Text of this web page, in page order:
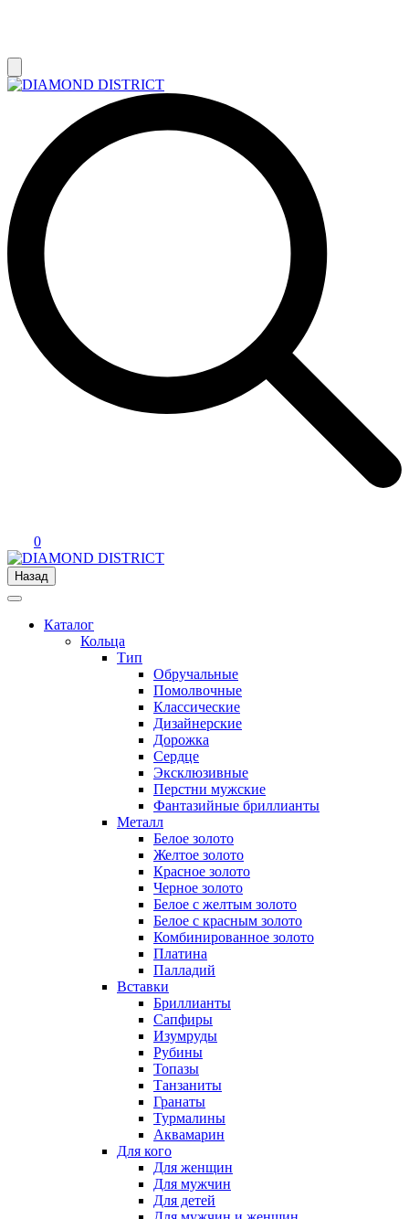
0
Назад
Каталог
Кольца
Тип
Обручальные
Помолвочные
Классические
Дизайнерские
Дорожка
Сердце
Эксклюзивные
Перстни мужские
Фантазийные бриллианты
Металл
Белое золото
Желтое золото
Красное золото
Черное золото
Белое с желтым золото
Белое с красным золото
Комбинированное золото
Платина
Палладий
Вставки
Бриллианты
Сапфиры
Изумруды
Рубины
Топазы
Танзаниты
Гранаты
Турмалины
Аквамарин
Для кого
Для женщин
Для мужчин
Для детей